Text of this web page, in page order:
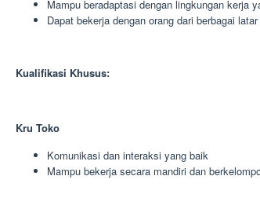
Mampu beradaptasi dengan lingkungan kerja
Dapat bekerja dengan orang dari berbagai
Kualifikasi Khusus:
Kru Toko
Komunikasi dan interaksi yang baik
Mampu bekerja secara mandiri dan